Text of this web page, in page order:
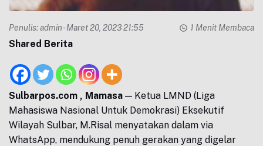
Penulis:admin- Maret 20, 2023 21:55 1 Menit Membaca
Shared Berita
Sulbarpos.com , Mamasa — Ketua LMND (Liga
Mahasiswa Nasional Untuk Demokrasi) Eksekutif
Wilayah Sulbar, M.Risal menyatakan dalam via
WhatsApp, mendukung penuh gerakan yang digelar